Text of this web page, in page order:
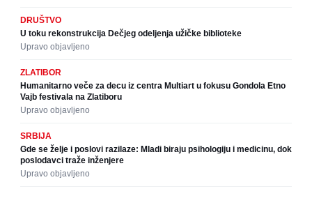
DRUŠTVO
U toku rekonstrukcija Dečjeg odeljenja užičke biblioteke
Upravo objavljeno
ZLATIBOR
Humanitarno veče za decu iz centra Multiart u fokusu Gondola Etno
Vajb festivala na Zlatiboru
Upravo objavljeno
SRBIJA
Gde se želje i poslovi razilaze: Mladi biraju psihologiju i medicinu, dok
poslodavci traže inženjere
Upravo objavljeno